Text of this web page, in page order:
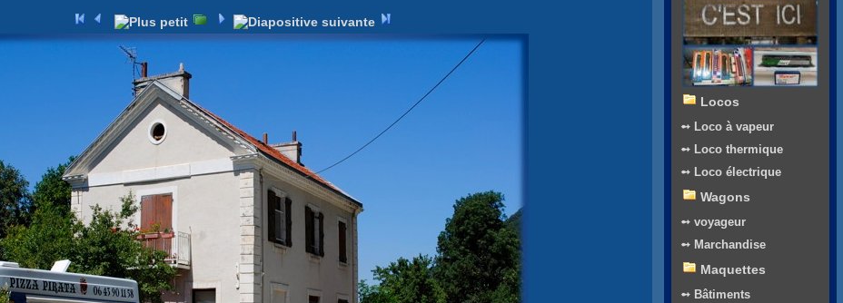
Locos
➻ Loco à vapeur
➻ Loco thermique
➻ Loco électrique
Wagons
➻ voyageur
➻ Marchandise
Maquettes
➻ Bâtiments